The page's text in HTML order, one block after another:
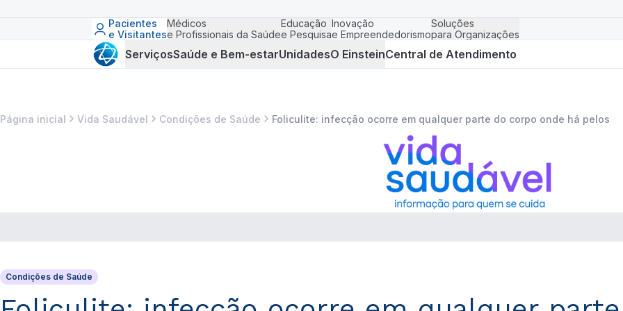
Pacientes
e Visitantes
Médicos
e Profissionais da Saúde
Educação
e Pesquisa
Inovação
e Empreendedorismo
Soluções
para Organizações
ServiçosSaúde e Bem-estarUnidadesO EinsteinCentral de Atendimento
Página inicial Vida Saudável Condições de Saúde Foliculite: infecção ocorre em qualquer parte do corpo onde há pelos
Condições de Saúde